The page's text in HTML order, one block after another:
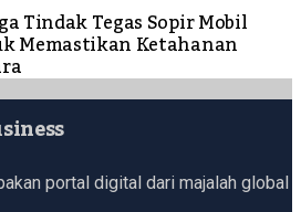
Tindak Tegas Sopir Mobil
Memastikan Ketahanan
portal digital dari majalah global